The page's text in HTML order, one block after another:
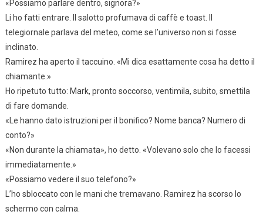
«Possiamo parlare dentro, signora?»
Li ho fatti entrare. Il salotto profumava di caffè e toast. Il
telegiornale parlava del meteo, come se l’universo non si fosse
inclinato.
Ramirez ha aperto il taccuino. «Mi dica esattamente cosa ha detto il
chiamante.»
Ho ripetuto tutto: Mark, pronto soccorso, ventimila, subito, smettila
di fare domande.
«Le hanno dato istruzioni per il bonifico? Nome banca? Numero di
conto?»
«Non durante la chiamata», ho detto. «Volevano solo che lo facessi
immediatamente.»
«Possiamo vedere il suo telefono?»
L’ho sbloccato con le mani che tremavano. Ramirez ha scorso lo
schermo con calma.